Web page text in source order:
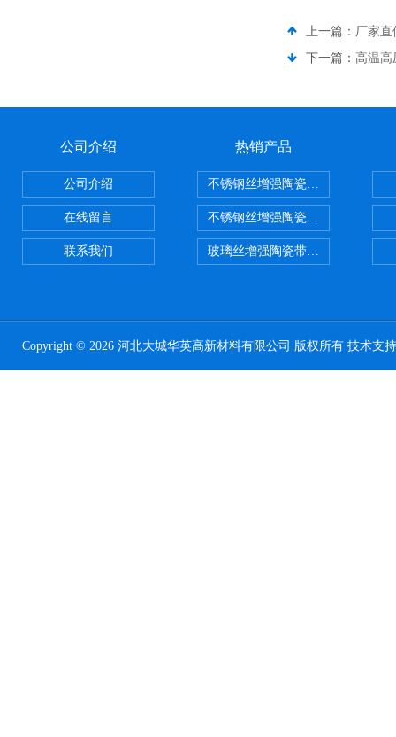
上一篇： 厂家直
下一篇： 高温高
公司介绍
公司介绍
在线留言
联系我们
热销产品
不锈钢丝增强陶瓷纤维布，陶瓷布
不锈钢丝增强陶瓷纤维布应用范围
玻璃丝增强陶瓷带，硅酸铝纤维
Copyright © 2026 河北大城华英高新材料有限公司 版权所有 技术支